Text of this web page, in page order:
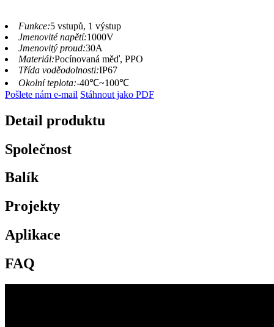
Funkce:5 vstupů, 1 výstup
Jmenovité napětí:1000V
Jmenovitý proud:30A
Materiál:Pocínovaná měď, PPO
Třída voděodolnosti:IP67
Okolní teplota:-40℃~100℃
Pošlete nám e-mail Stáhnout jako PDF
Detail produktu
Společnost
Balík
Projekty
Aplikace
FAQ